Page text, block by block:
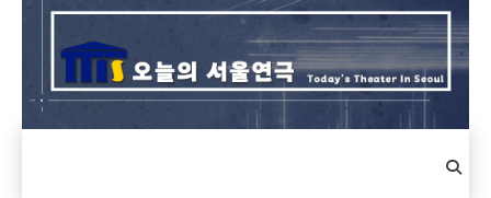
Skip
content